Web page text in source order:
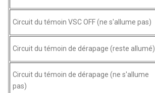
Circuit du témoin VSC OFF (ne s'allume pas)
Circuit du témoin de dérapage (reste allumé)
Circuit du témoin de dérapage (ne s'allume
pas)